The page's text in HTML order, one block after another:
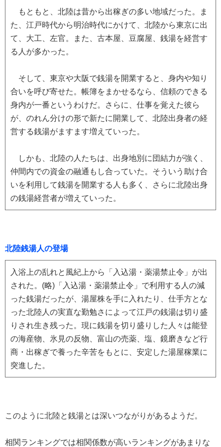
もともと、北陸は昔から出稼ぎの多い地域だった。ま
た、江戸時代から明治時代にかけて、北陸から東京に出
て、大工、左官。また、古本屋、豆腐屋、銭湯を経営す
る人が多かった。
そして、東京や大阪で銭湯を開業すると、身内や知り
合いを呼び寄せた。帳簿をまかせるなら、信頼のできる
身内が一番というわけだ。さらに、仕事を覚えた彼ら
が、のれん分けの形で新たに開業して、北陸出身者の経
営する銭湯がますます増えていった。
しかも、北陸の人たちは、出身地別に団結力が強く、
仲間内での資金の融通もし合っていた。そういう助け合
いを利用して銭湯を開業する人も多く、さらに北陸出身
の銭湯経営者が増えていった。
北陸銭湯人の登場
入浴上の乱れと風紀上から「入込湯・薬湯禁止令」が出
された。(略)「入込湯・薬湯禁止令」で利用する人の減
った銭湯だったが、湯屋株を手に入れたり、仕手方とな
った北陸人の実直な勤勉さによって江戸の銭湯は切り盛
りされ生き残った。現に銭湯を切り盛りした人々は能登
の海産物、氷見の反物、富山の売薬、塩、鏡磨きなど行
商・出稼ぎで養った辛苦をもとに、安定した湯屋稼業に
突進した。
このように北陸と銭湯とは深いつながりがあるようだ。
相関ランキングでは相関係数が高いランキングがあまりな